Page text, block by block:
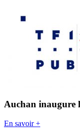
Auchan inaugure
En savoir +